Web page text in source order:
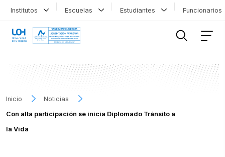
Institutos Escuelas Estudiantes
Inicio
Noticias
Con alta participación se inicia Diplomado Tránsito a
la Vida